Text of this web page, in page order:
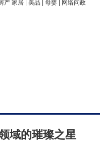
产 家居 | 美品 | 母婴 | 网络问政
域的璀璨之星